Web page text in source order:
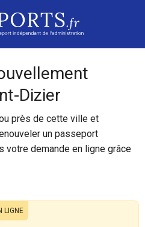
Dizier
près de cette ville et
un passeport
votre demande en ligne grâce
LIGNE